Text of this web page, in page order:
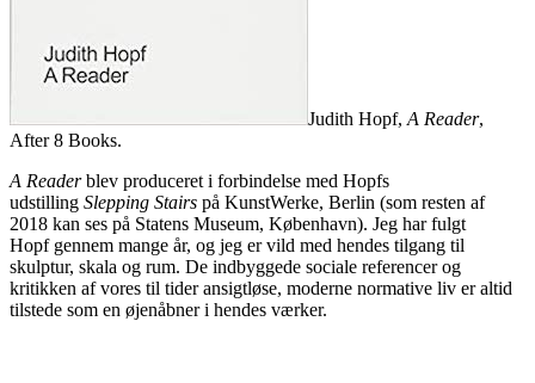
Judith Hopf, A Reader,
After 8 Books.
A Readerblev produceret i forbindelse med Hopfs
udstilling Slepping Stairs på KunstWerke, Berlin (som resten af
2018 kan ses på Statens Museum, København). Jeg har fulgt
Hopf gennem mange år, og jeg er vild med hendes tilgang til
skulptur, skala og rum. De indbyggede sociale referencer og
kritikken af vores til tider ansigtløse, moderne normative liv er altid
tilstede som en øjenåbner i hendes værker.